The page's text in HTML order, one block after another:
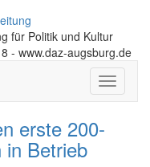
für Politik und Kultur
- www.daz-augsburg.de
Toggle
erste 200-
in Betrieb